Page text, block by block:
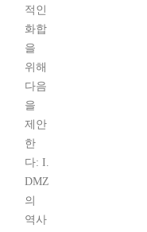
적인
화합
을
위해
다음
을
제안
한
다: I.
DMZ
의
역사